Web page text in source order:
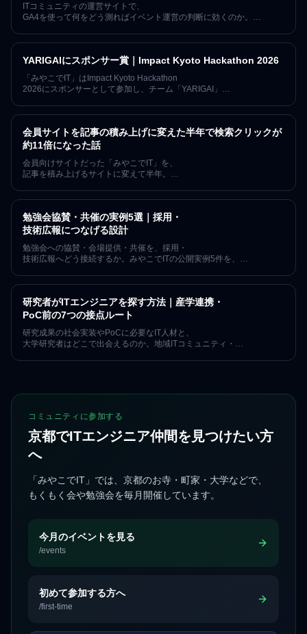
ITコミュニティの運営サイトで、
GA4を使って何をどう測ればイベント運営の判断に効くのか。
153回の開催を続けるコミュニティの実例です。
YARIGAIにスポンサー賞｜Impact Kyoto Hackathon 2026
「みやこでIT」はImpact Kyoto Hackathon
2026にスポンサーとして参加し、チーム「YARIGAI」
会員サイトを記事の積み上げに変えた半年で検索クリックが
約11倍になった話
会員向けサイトだった「みやこでIT」を、
記事を積み上げるサイトに変えて半年。
数字の限界も含めて正直に記録します。
勉強会協賛・共催の実例5選｜採用・
技術広報につなげる設計
勉強会への協賛・会場提供・共催を、採用・
技術広報へどう接続するか。みやこでITの公開実例5件を、
研究者がITエンジニアを探す方法｜産学連携・
PoC前の7つの接点ルート
研究成果の社会実装やPoCに必要なIT人材と、
大学研究者はどこで出会えるのか。地域ITコミュニティ・
コミュニティに参加する
京都でITエンジニア仲間を見つけたい方
へ
「みやこでIT」では、京都のお寺・町家・大学などで、
もくもく会や勉強会を毎月開催しています。
今月のイベントを見る
/events
初めて参加する方へ
/first-time